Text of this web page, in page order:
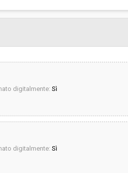
digitalmente: Sì
digitalmente: Sì